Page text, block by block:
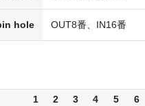
hole OUT8番、IN16番
1 2 3 4 5 6